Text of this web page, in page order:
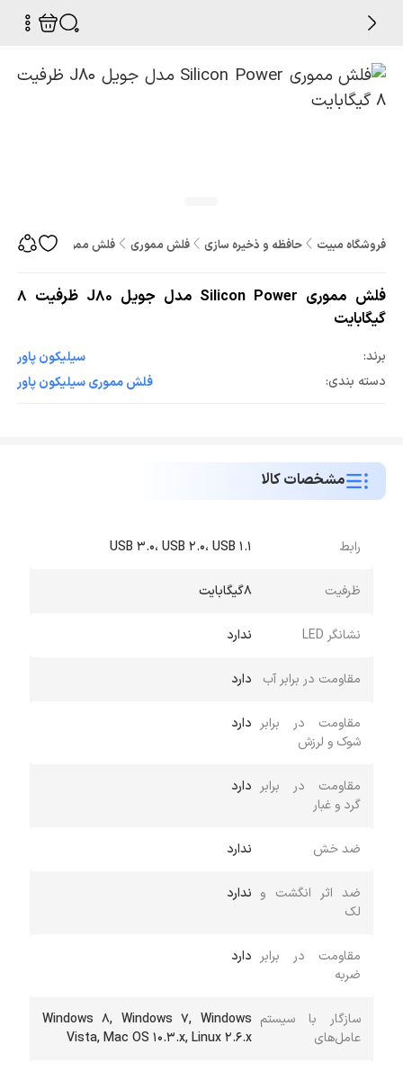
فروشگاه مبیت حافظه و ذخیره سازی فلش مموری فلش مموری Silicon Power مدل جویل J80 ظرفیت 8 گیگابایت
فلش مموری Silicon Power مدل جویل J80 ظرفیت 8
گیگابایت
برند:
سيليکون پاور
دسته بندی:
فلش مموری سيليکون پاور
مشخصات کالا
رابط USB 3.0، USB 2.0، USB 1.1
ظرفیت 8گیگابایت
نشانگر LED ندارد
مقاومت در برابر آب دارد
مقاومت در برابر
شوک و لرزش
دارد
مقاومت در برابر
گرد و غبار
دارد
ضد خش ندارد
ضد اثر انگشت و
لک
ندارد
مقاومت در برابر
ضربه
دارد
سازگار با سیستم
عامل‌های
Windows 8, Windows 7, Windows
Vista, Mac OS 10.3.x, Linux 2.6.x